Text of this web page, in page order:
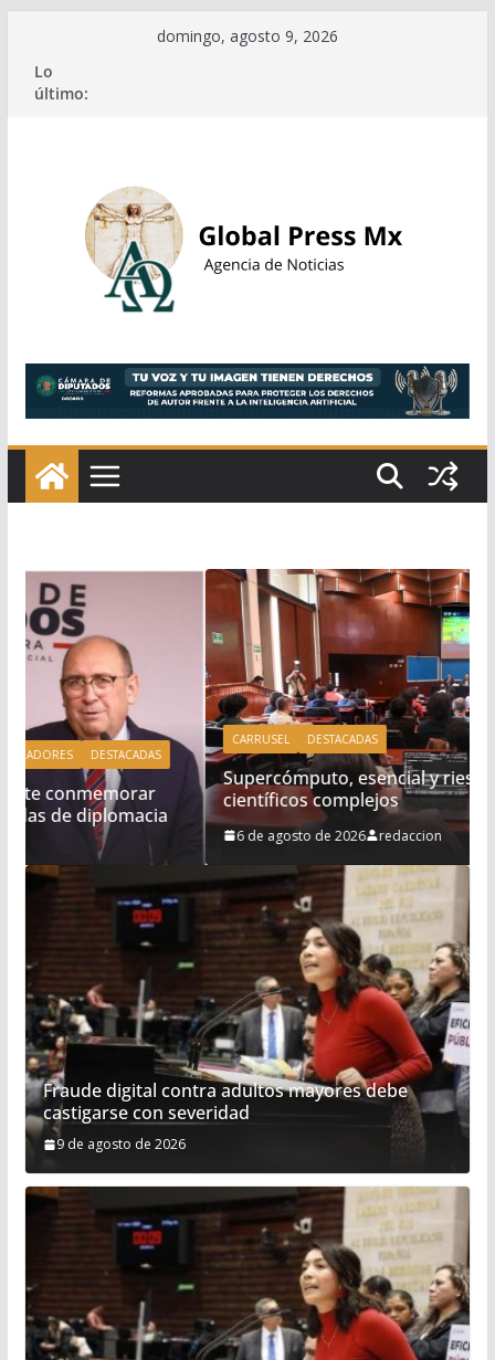
contenido
domingo, agosto 9, 2026
Lo
último:
CARRUSEL DESTACADAS
Supercómputo, esencial y riesgoso ante retos
científicos complejos
6 de agosto de 2026 redaccion
Fraude digital contra adultos mayores debe
castigarse con severidad
9 de agosto de 2026